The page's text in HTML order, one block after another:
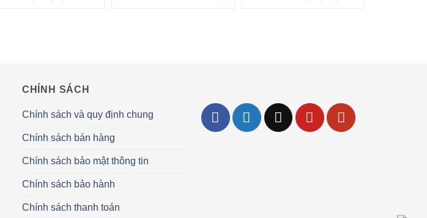
CHÍNH SÁCH
Chính sách và quy định chung
Chính sách bán hàng
Chính sách bảo mật thông tin
Chính sách bảo hành
Chính sách thanh toán